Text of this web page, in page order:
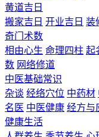
黄道吉日
搬家吉日 开业吉日 装
奇门术数
相由心生 命理四柱 起
数 网络修道
中医基础常识
杂谈 经络穴位 中药材
名医 中医健康 经方与
健康生活